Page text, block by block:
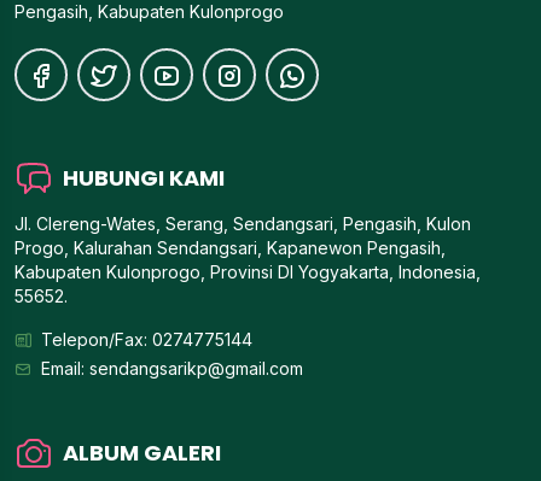
Pengasih, Kabupaten Kulonprogo
HUBUNGI KAMI
Jl. Clereng-Wates, Serang, Sendangsari, Pengasih, Kulon
Progo, Kalurahan Sendangsari, Kapanewon Pengasih,
Kabupaten Kulonprogo, Provinsi DI Yogyakarta, Indonesia,
55652.
Telepon/Fax: 0274775144
Email: sendangsarikp@gmail.com
ALBUM GALERI